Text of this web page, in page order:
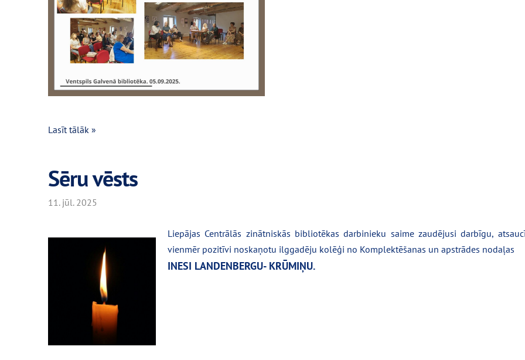
Lasīt tālāk »
Sēru vēsts
11. jūl. 2025
Liepājas Centrālās zinātniskās bibliotēkas darbinieku saime zaudējusi darbīgu,
vienmēr pozitīvi noskaņotu ilggadēju kolēģi no Komplektēšanas un apstrādes nodaļas
INESI LANDENBERGU- KRŪMIŅU.